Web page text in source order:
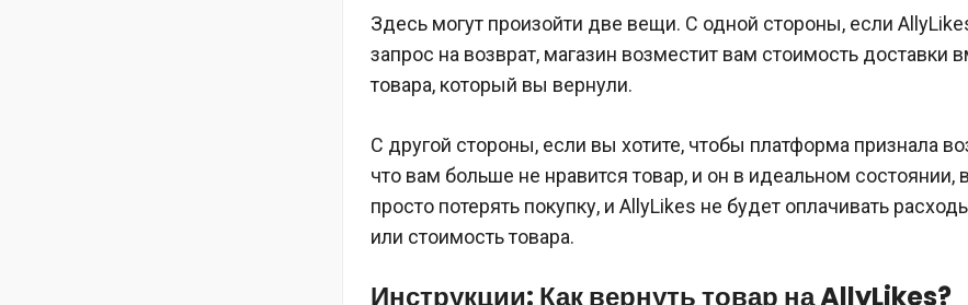
Здесь могут произойти две вещи. С одной стороны, если
запрос на возврат, магазин возместит вам стоимость доставки
товара, который вы вернули.
С другой стороны, если вы хотите, чтобы платформа признала
что вам больше не нравится товар, и он в идеальном
просто потерять покупку, и AllyLikes не будет оплачивать
или стоимость товара.
Инструкции: Как вернуть товар на AllyLikes?